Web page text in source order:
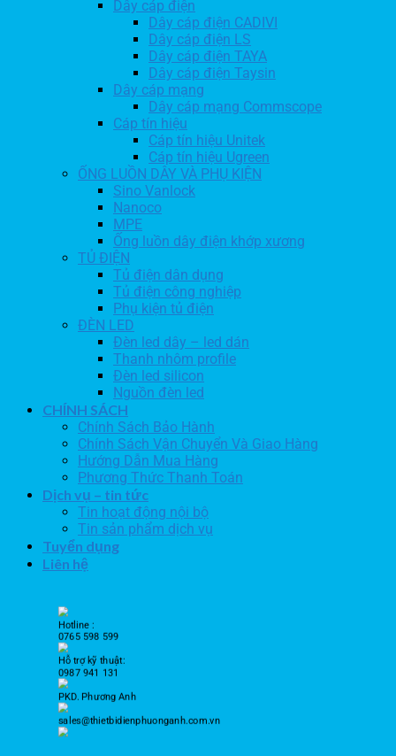
Dây cáp điện
Dây cáp điện CADIVI
Dây cáp điện LS
Dây cáp điện TAYA
Dây cáp điện Taysin
Dây cáp mạng
Dây cáp mạng Commscope
Cáp tín hiệu
Cáp tín hiệu Unitek
Cáp tín hiệu Ugreen
ỐNG LUỒN DÂY VÀ PHỤ KIỆN
Sino Vanlock
Nanoco
MPE
Ống luồn dây điện khớp xương
TỦ ĐIỆN
Tủ điện dân dụng
Tủ điện công nghiệp
Phụ kiện tủ điện
ĐÈN LED
Đèn led dây – led dán
Thanh nhôm profile
Đèn led silicon
Nguồn đèn led
CHÍNH SÁCH
Chính Sách Bảo Hành
Chính Sách Vận Chuyển Và Giao Hàng
Hướng Dẫn Mua Hàng
Phương Thức Thanh Toán
Dịch vụ – tin tức
Tin hoạt động nội bộ
Tin sản phẩm dịch vụ
Tuyển dụng
Liên hệ
Hotline :
0765 598 599
Hỗ trợ kỹ thuật:
0987 941 131
PKD. Phương Anh
sales@thietbidienphuonganh.com.vn